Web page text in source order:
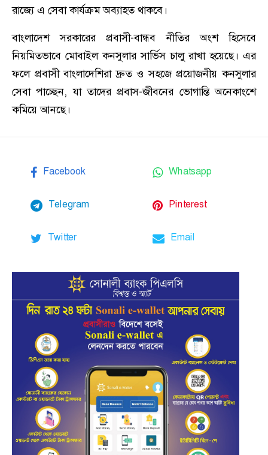
রাজ্যে এ সেবা কার্যক্রম অব্যাহত থাকবে।
বাংলাদেশ সরকারের প্রবাসী-বান্ধব নীতির অংশ হিসেবে
নিয়মিতভাবে মোবাইল কনসুলার সার্ভিস চালু রাখা হয়েছে। এর
ফলে প্রবাসী বাংলাদেশিরা দ্রুত ও সহজে প্রয়োজনীয় কনসুলার
সেবা পাচ্ছেন, যা তাদের প্রবাস-জীবনের ভোগান্তি অনেকাংশে
কমিয়ে আনছে।
Facebook Whatsapp
Telegram Pinterest
Twitter Email